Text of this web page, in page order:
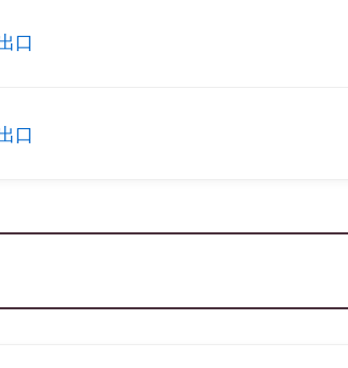
口
口